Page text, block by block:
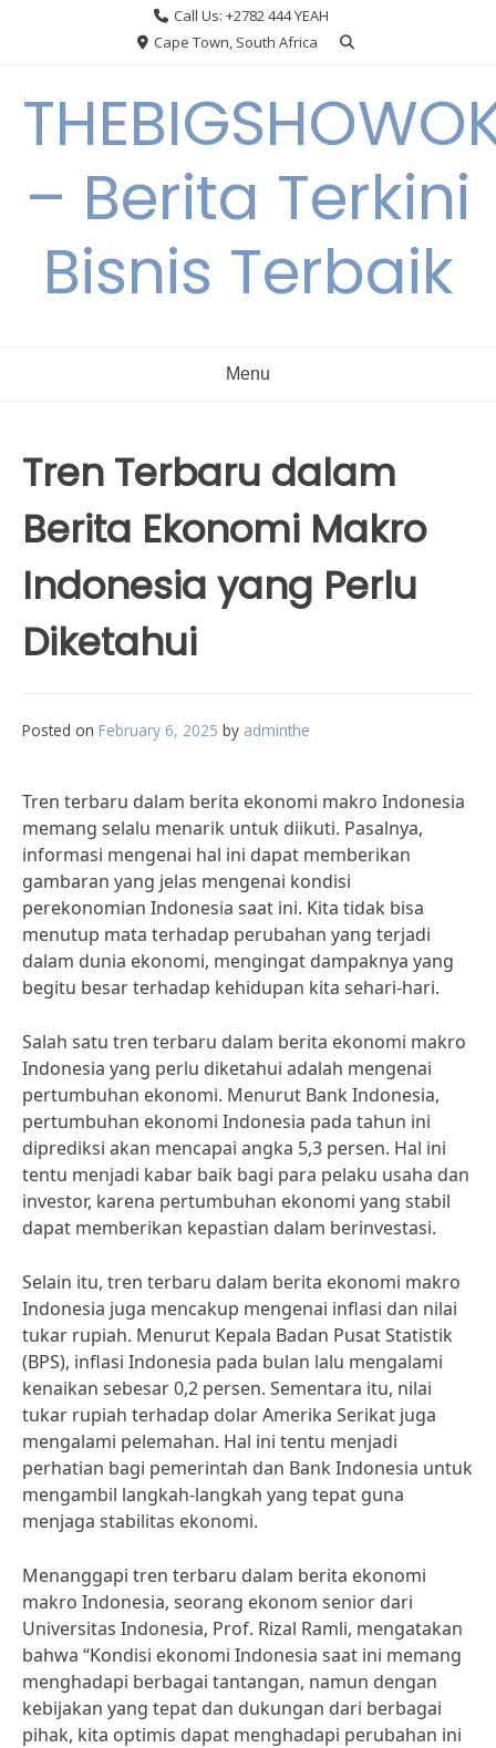
Call Us: +2782 444 YEAH
Cape Town, South Africa
– Berita Terkini
Bisnis Terbaik
Menu
Tren Terbaru dalam
Berita Ekonomi Makro
Indonesia yang Perlu
Diketahui
Posted on February 6, 2025 by adminthe
Tren terbaru dalam berita ekonomi makro Indonesia
memang selalu menarik untuk diikuti. Pasalnya,
informasi mengenai hal ini dapat memberikan
gambaran yang jelas mengenai kondisi
perekonomian Indonesia saat ini. Kita tidak bisa
menutup mata terhadap perubahan yang terjadi
dalam dunia ekonomi, mengingat dampaknya yang
begitu besar terhadap kehidupan kita sehari-hari.
Salah satu tren terbaru dalam berita ekonomi makro
Indonesia yang perlu diketahui adalah mengenai
pertumbuhan ekonomi. Menurut Bank Indonesia,
pertumbuhan ekonomi Indonesia pada tahun ini
diprediksi akan mencapai angka 5,3 persen. Hal ini
tentu menjadi kabar baik bagi para pelaku usaha dan
investor, karena pertumbuhan ekonomi yang stabil
dapat memberikan kepastian dalam berinvestasi.
Selain itu, tren terbaru dalam berita ekonomi makro
Indonesia juga mencakup mengenai inflasi dan nilai
tukar rupiah. Menurut Kepala Badan Pusat Statistik
(BPS), inflasi Indonesia pada bulan lalu mengalami
kenaikan sebesar 0,2 persen. Sementara itu, nilai
tukar rupiah terhadap dolar Amerika Serikat juga
mengalami pelemahan. Hal ini tentu menjadi
perhatian bagi pemerintah dan Bank Indonesia untuk
mengambil langkah-langkah yang tepat guna
menjaga stabilitas ekonomi.
Menanggapi tren terbaru dalam berita ekonomi
makro Indonesia, seorang ekonom senior dari
Universitas Indonesia, Prof. Rizal Ramli, mengatakan
bahwa “Kondisi ekonomi Indonesia saat ini memang
menghadapi berbagai tantangan, namun dengan
kebijakan yang tepat dan dukungan dari berbagai
pihak, kita optimis dapat menghadapi perubahan ini